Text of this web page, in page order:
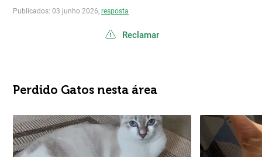
Publicados: 03 junho 2026, resposta
Reclamar
Perdido Gatos nesta área